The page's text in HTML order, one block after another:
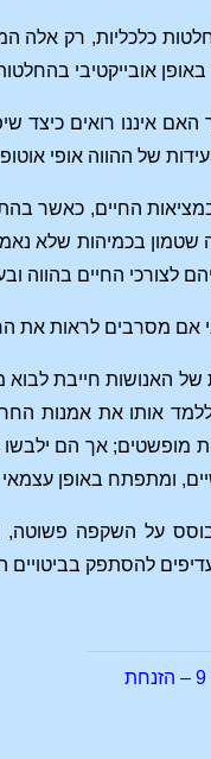
כלכליות, רק אלה
באופן אובייקטיבי
האם איננו רואים
של ההווה אופי
החיים, כאשר
בכמיהות שלא
לצורכי החיים בהווה
מסרבים לראות את
האנושות חייבת
אותו את אמנות
מופשטים; אך הם
ומתפתח באופן
על השקפה פשוטה,
להסתפק